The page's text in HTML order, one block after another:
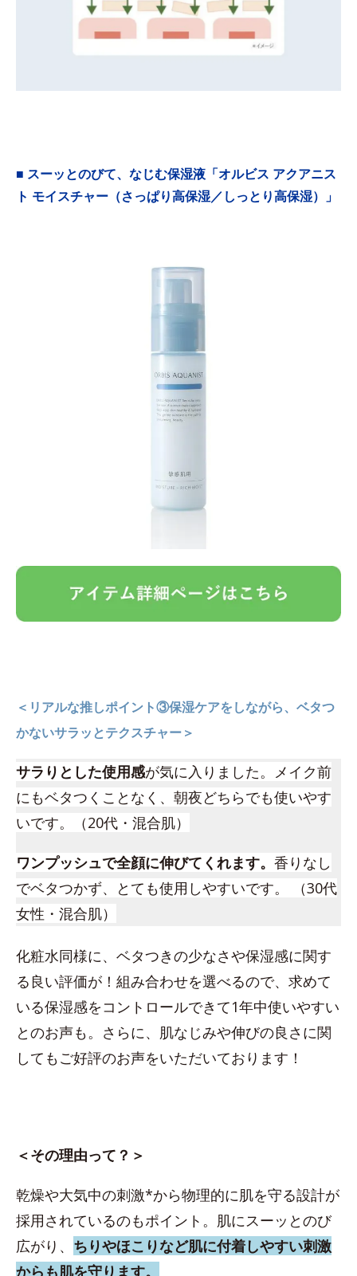
■ スーッとのびて、なじむ保湿液「オルビス アクアニス
ト モイスチャー（さっぱり高保湿／しっとり高保湿）」
＜リアルな推しポイント③保湿ケアをしながら、ベタつ
かないサラッとテクスチャー＞
サラりとした使用感が気に入りました。メイク前
にもベタつくことなく、朝夜どちらでも使いやす
いです。（20代・混合肌）
ワンプッシュで全顔に伸びてくれます。 香りなし
でベタつかず、とても使用しやすいです。 （30代
女性・混合肌）
化粧水同様に、ベタつきの少なさや保湿感に関す
る良い評価が！組み合わせを選べるので、求めて
いる保湿感をコントロールできて1年中使いやすい
とのお声も。さらに、肌なじみや伸びの良さに関
してもご好評のお声をいただいております！
＜その理由って？＞
乾燥や大気中の刺激*から物理的に肌を守る設計が
採用されているのもポイント。肌にスーッとのび
広がり、 ちりやほこりなど肌に付着しやすい刺激
からも肌を守ります。